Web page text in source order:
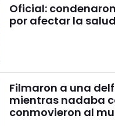
Oficial:
por afectar la
Filmaron a una
mientras nadaba
conmovieron al